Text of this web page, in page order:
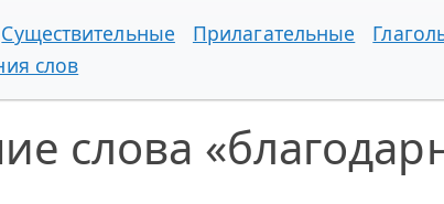
Существительные Прилагательные
слов
слова